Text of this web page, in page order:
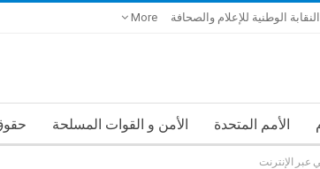
الوطنية للإعلام والصحافة More
الأمم المتحدة الأمن و القوات المسلحة
عبر الإنترنت